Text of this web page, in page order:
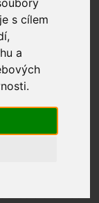
s cílem
a